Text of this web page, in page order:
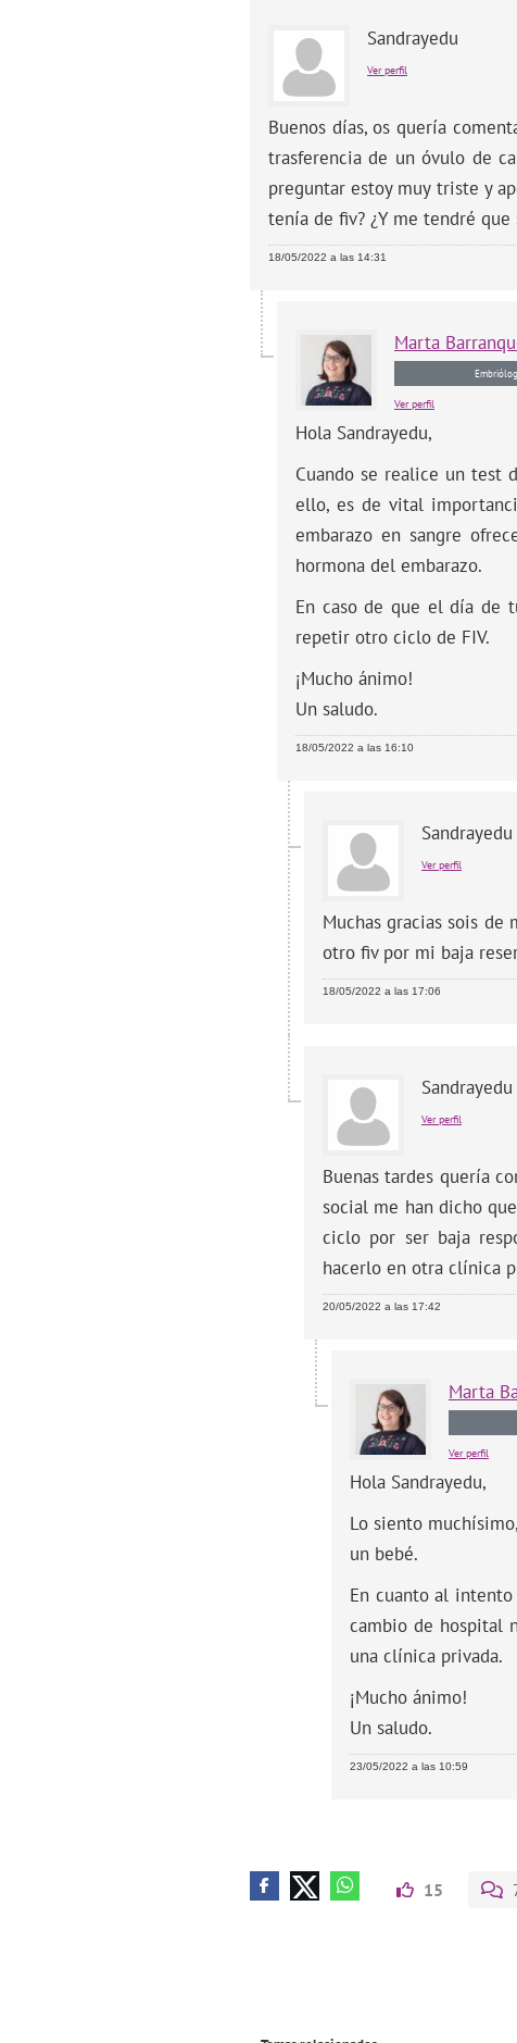
Sandrayedu
Ver perfil
Buenos días, os quería
trasferencia de un óvulo de
preguntar estoy muy triste y
tenía de fiv? ¿Y me tendré
18/05/2022 a las 14:31
Marta
Ver perfil
Hola Sandrayedu,
Cuando se realice un test
ello, es de vital
embarazo en sangre
hormona del embarazo.
En caso de que el día de
repetir otro ciclo de FIV.
¡Mucho ánimo!
Un saludo.
18/05/2022 a las 16:10
Sandrayedu
Ver perfil
Muchas gracias sois de
otro fiv por mi baja
18/05/2022 a las 17:06
Sandrayedu
Ver perfil
Buenas tardes quería
social me han dicho
ciclo por ser baja
hacerlo en otra clínica
20/05/2022 a las 17:42
Marta
Ver perfil
Hola Sandrayedu,
Lo siento
un bebé.
En cuanto al
cambio de hospital
una clínica privada.
¡Mucho ánimo!
Un saludo.
23/05/2022 a las 10:59
15